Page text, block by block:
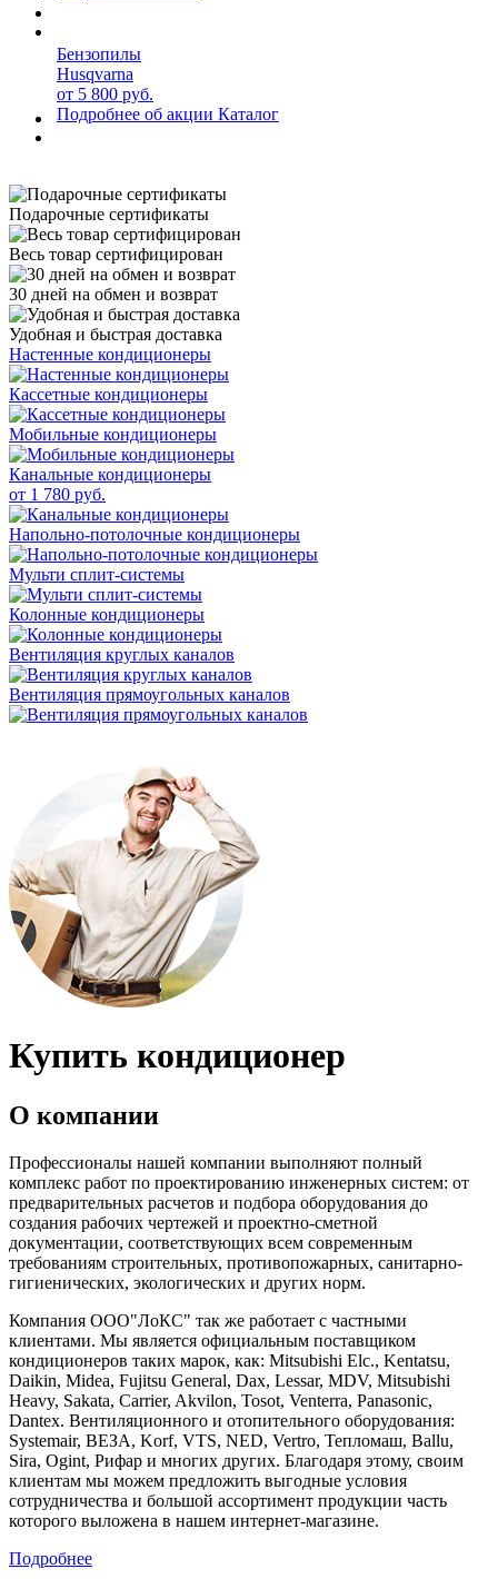
Бензопилы
Husqvarna
от 5 800 руб.
Подробнее об акции Каталог
Подарочные сертификаты
Весь товар сертифицирован
30 дней на обмен и возврат
Удобная и быстрая доставка
Настенные кондиционеры
Кассетные кондиционеры
Мобильные кондиционеры
Канальные кондиционеры
от 1 780 руб.
Напольно-потолочные кондиционеры
Мульти сплит-системы
Колонные кондиционеры
Вентиляция круглых каналов
Вентиляция прямоугольных каналов
Купить кондиционер
О компании
Профессионалы нашей компании выполняют полный
комплекс работ по проектированию инженерных систем: от
предварительных расчетов и подбора оборудования до
создания рабочих чертежей и проектно-сметной
документации, соответствующих всем современным
требованиям строительных, противопожарных, санитарно-
гигиенических, экологических и других норм.
Компания ООО"ЛоКС" так же работает с частными
клиентами. Мы является официальным поставщиком
кондиционеров таких марок, как: Mitsubishi Elc., Kentatsu,
Daikin, Midea, Fujitsu General, Dax, Lessar, MDV, Mitsubishi
Heavy, Sakata, Carrier, Akvilon, Tosot, Venterra, Panasonic,
Dantex. Вентиляционного и отопительного оборудования:
Systemair, ВЕЗА, Korf, VTS, NED, Vertro, Тепломаш, Ballu,
Sira, Ogint, Рифар и многих других. Благодаря этому, своим
клиентам мы можем предложить выгодные условия
сотрудничества и большой ассортимент продукции часть
которого выложена в нашем интернет-магазине.
Подробнее